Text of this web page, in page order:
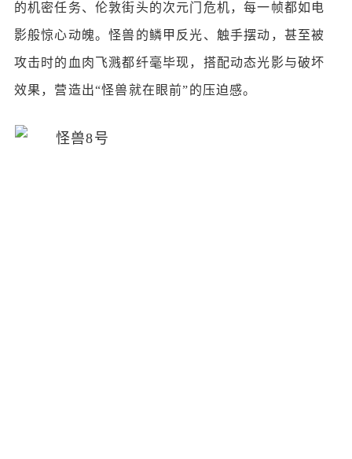
的机密任务、伦敦街头的次元门危机，每一帧都如电
影般惊心动魄。怪兽的鳞甲反光、触手摆动，甚至被
攻击时的血肉飞溅都纤毫毕现，搭配动态光影与破坏
效果，营造出“怪兽就在眼前”的压迫感。